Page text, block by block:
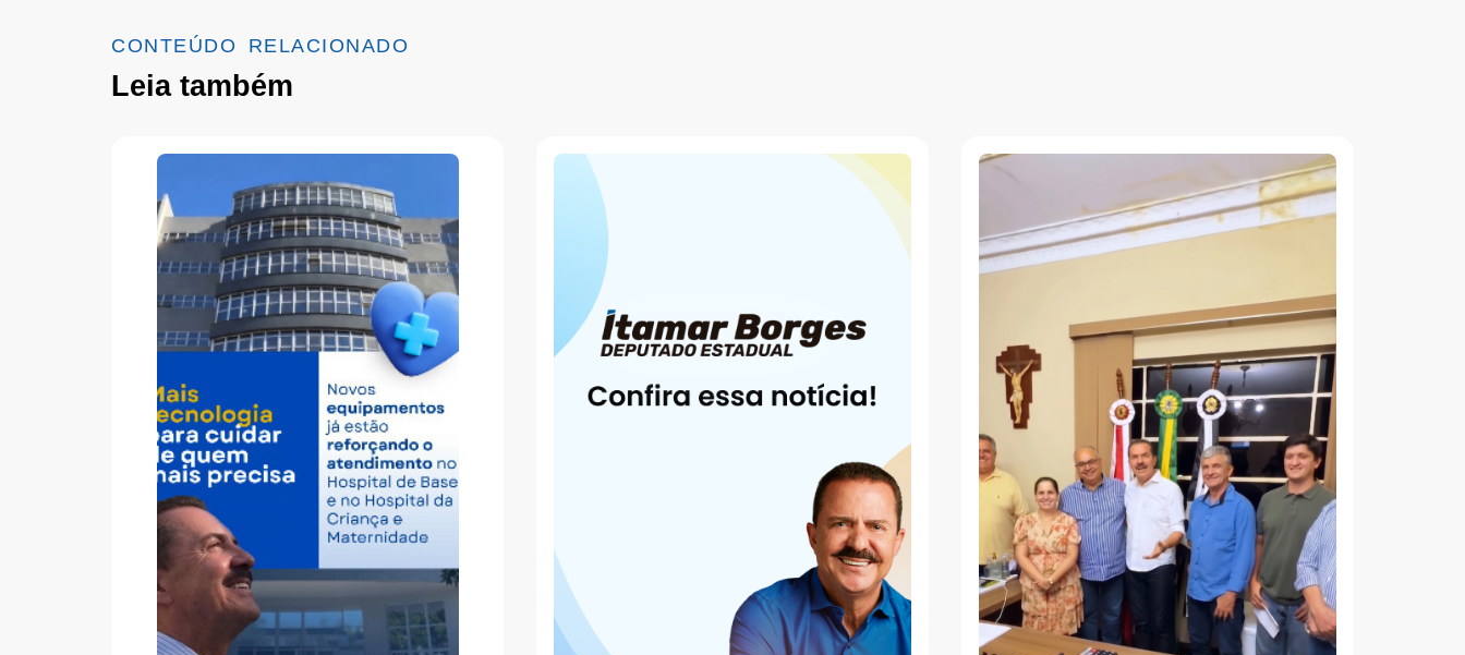
CONTEÚDO RELACIONADO
Leia também